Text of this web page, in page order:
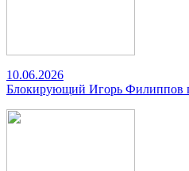
10.06.2026
Блокирующий Игорь Филиппов